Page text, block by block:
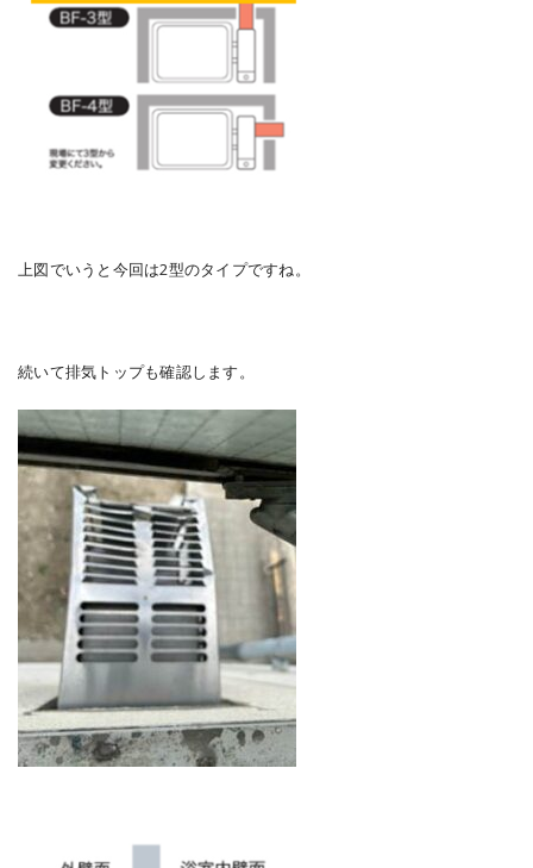
上図でいうと今回は2型のタイプですね。
続いて排気トップも確認します。